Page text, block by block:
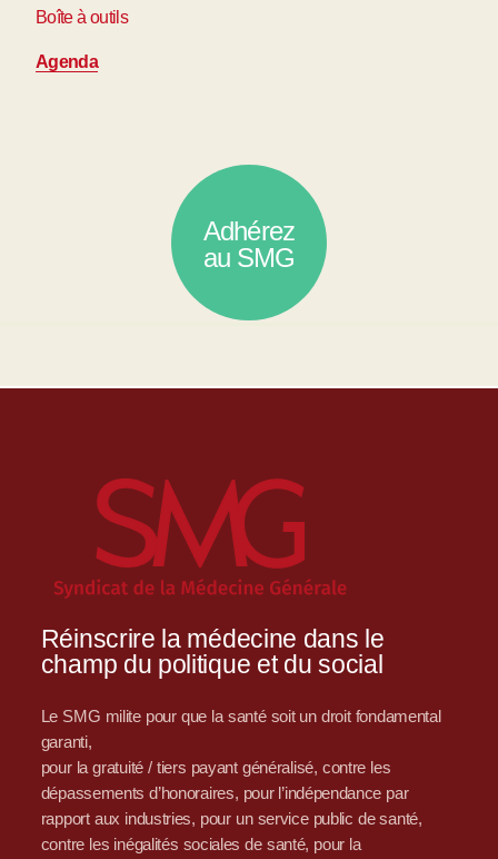
Boîte à outils
Agenda
Adhérez
au SMG
Réinscrire la médecine dans le
champ du politique et du social
Le SMG milite pour que la santé soit un droit fondamental
garanti,
pour la gratuité / tiers payant généralisé, contre les
dépassements d’honoraires, pour l’indépendance par
rapport aux industries, pour un service public de santé,
contre les inégalités sociales de santé, pour la